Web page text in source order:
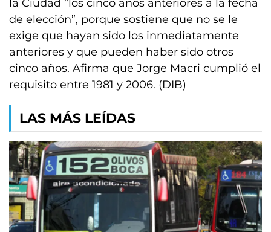
la Ciudad “los cinco años anteriores a la fecha
de elección”, porque sostiene que no se le
exige que hayan sido los inmediatamente
anteriores y que pueden haber sido otros
cinco años. Afirma que Jorge Macri cumplió el
requisito entre 1981 y 2006. (DIB)
LAS MÁS LEÍDAS